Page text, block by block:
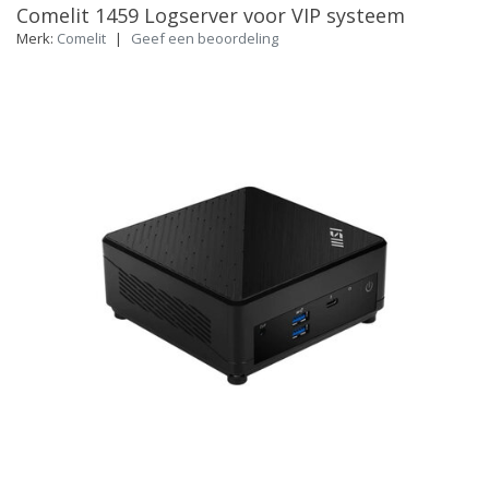
Comelit 1459 Logserver voor VIP systeem
Merk: Comelit | Geef een beoordeling